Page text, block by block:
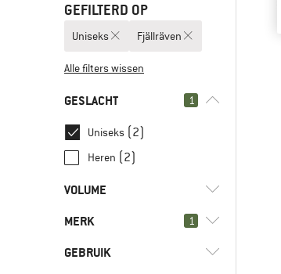
GEFILTERD OP
Uniseks Fjällräven
Alle filters wissen
GESLACHT 1
Uniseks (2)
Heren (2)
VOLUME
16 - 29
30 - 44
MERK 1
GEBRUIK